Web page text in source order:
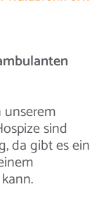
sind
da gibt es ein